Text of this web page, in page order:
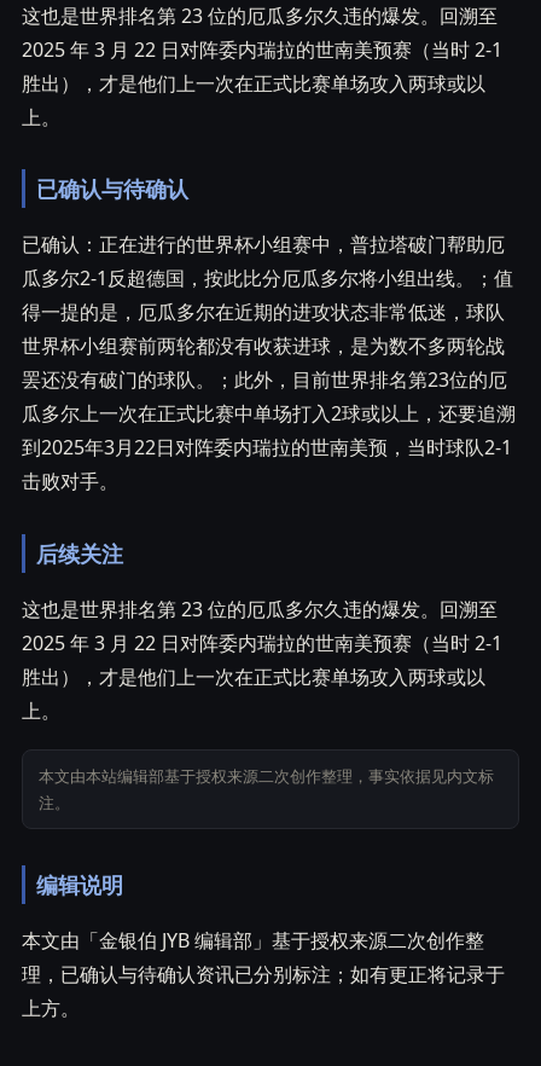
这也是世界排名第 23 位的厄瓜多尔久违的爆发。回溯至
2025 年 3 月 22 日对阵委内瑞拉的世南美预赛（当时 2-1
胜出），才是他们上一次在正式比赛单场攻入两球或以
上。
已确认与待确认
已确认：正在进行的世界杯小组赛中，普拉塔破门帮助厄
瓜多尔2-1反超德国，按此比分厄瓜多尔将小组出线。；值
得一提的是，厄瓜多尔在近期的进攻状态非常低迷，球队
世界杯小组赛前两轮都没有收获进球，是为数不多两轮战
罢还没有破门的球队。；此外，目前世界排名第23位的厄
瓜多尔上一次在正式比赛中单场打入2球或以上，还要追溯
到2025年3月22日对阵委内瑞拉的世南美预，当时球队2-1
击败对手。
后续关注
这也是世界排名第 23 位的厄瓜多尔久违的爆发。回溯至
2025 年 3 月 22 日对阵委内瑞拉的世南美预赛（当时 2-1
胜出），才是他们上一次在正式比赛单场攻入两球或以
上。
本文由本站编辑部基于授权来源二次创作整理，事实依据见内文标
注。
编辑说明
本文由「金银伯 JYB 编辑部」基于授权来源二次创作整
理，已确认与待确认资讯已分别标注；如有更正将记录于
上方。